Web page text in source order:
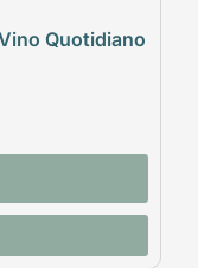
Quotidiano